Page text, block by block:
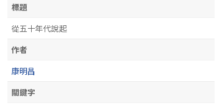
標題
從五十年代說起
作者
康明昌
關鍵字